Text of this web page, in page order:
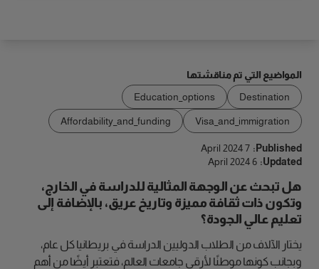
المواضيع التي تم مناقشتها
Destination
Education_options
Visa_and_immigration
Affordability_and_funding
Published:
7 April 2024
Updated:
6 April 2024
هل تبحث عن الوجهة المثالية للدراسة في الخارج،
وتكون ذات ثقافة مميزة وتاريخ عريق، بالإضافة إلى
تعليم عالي الجودة؟
يختار الآلاف من الطلاب الدوليين الدراسة في بريطانيا كل عام،
وبجانب كونها موطنًا لأرقى جامعات العالم، فتعتبر أيضًا من أهم